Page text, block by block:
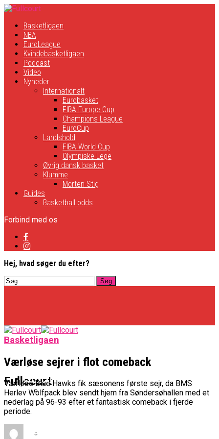
Basketligaen
NBA
EuroLeague
Kvindebasketligaen
Podcast
Video
Nyheder
Internationalt
Eurobasket
FIBA Europe Cup
Champions League
EuroCup
Landshold
FIBA World Cup
Olympiske Lege
Øvrig dansk basket
Klumme
Morten Stig
Guides
Basketball odds
Forbind med os
Hej, hvad søger du efter?
Fullcourt
Basketligaen
NBA
Basketligaen
Værløse sejrer i flot comeback
Værløse Blue Hawks fik sæsonens første sejr, da BMS
Herlev Wolfpack blev sendt hjem fra Søndersøhallen med et
nederlag på 96-93 efter et fantastisk comeback i fjerde
periode.